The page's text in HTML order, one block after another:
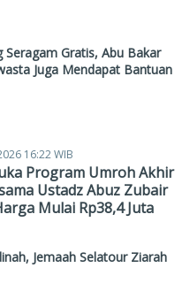
Seragam Gratis, Abu Bakar
Juga Mendapat Bantuan
16:22 WIB
Program Umroh Akhir
Ustadz Abuz Zubair
Mulai Rp38,4 Juta
Jemaah Selatour Ziarah